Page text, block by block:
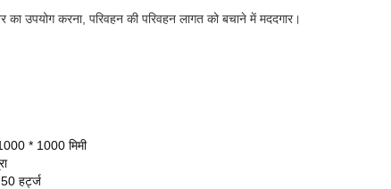
का उपयोग करना, परिवहन की परिवहन लागत को बचाने में मददगार।
* 1000 मिमी
हर्ट्ज